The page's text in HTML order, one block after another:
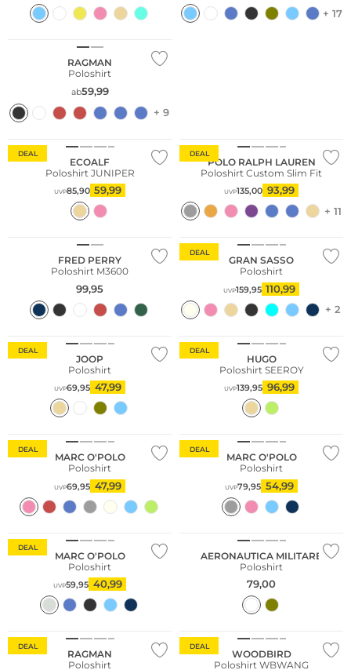
+ 17
Große Größen
RAGMAN
Poloshirt
ab59,99
+ 9
DEAL
Nachhaltig
ECOALF
Poloshirt JUNIPER
UVP85,90 59,99
DEAL
POLO RALPH LAUREN
Poloshirt Custom Slim Fit
UVP135,00 93,99
+ 11
FRED PERRY
Poloshirt M3600
99,95
DEAL
GRAN SASSO
Poloshirt
UVP159,95 110,99
+ 2
DEAL
Nachhaltig
JOOP
Poloshirt
UVP69,95 47,99
DEAL
HUGO
Poloshirt SEEROY
UVP139,95 96,99
DEAL
Nachhaltig
MARC O'POLO
Poloshirt
UVP69,95 47,99
DEAL
MARC O'POLO
Poloshirt
UVP79,95 54,99
DEAL
Nachhaltig
MARC O'POLO
Poloshirt
UVP59,95 40,99
AERONAUTICA MILITARE
Poloshirt
79,00
DEAL
RAGMAN
Poloshirt
DEAL
WOODBIRD
Poloshirt WBWANG